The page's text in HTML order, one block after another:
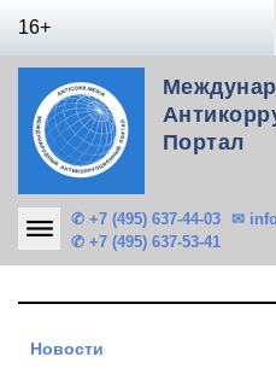
16+
Портал
✆ +7 (495) 637-44-03
✆ +7 (495) 637-53-41
✉
Новости